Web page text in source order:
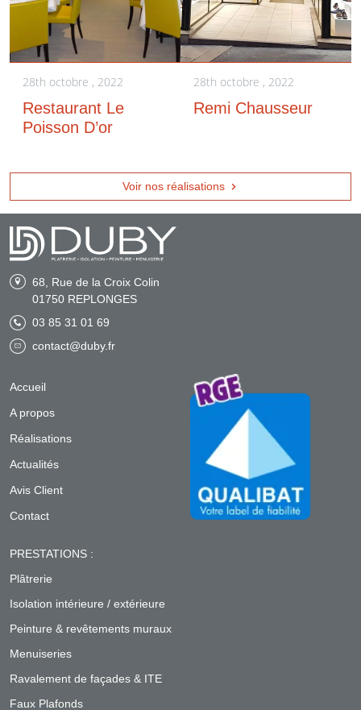
28th octobre , 2022
Restaurant Le
Poisson D’or
28th octobre , 2022
Remi Chausseur
Voir nos réalisations
68, Rue de la Croix Colin
01750 REPLONGES
03 85 31 01 69
contact@duby.fr
Accueil
A propos
Réalisations
Actualités
Avis Client
Contact
PRESTATIONS :
Plâtrerie
Isolation intérieure / extérieure
Peinture & revêtements muraux
Menuiseries
Ravalement de façades & ITE
Faux Plafonds